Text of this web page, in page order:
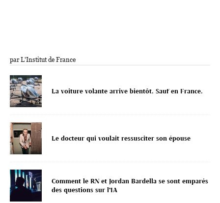
par L'Institut de France
La voiture volante arrive bientôt. Sauf en France.
Le docteur qui voulait ressusciter son épouse
Comment le RN et Jordan Bardella se sont emparés
des questions sur l’IA